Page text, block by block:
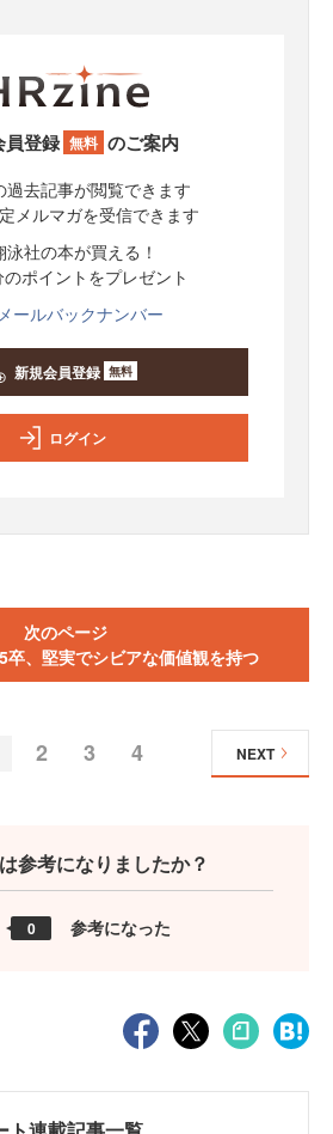
員登録 無料 のご案内
過去記事が閲覧できます
メルマガを受信できます
泳社の本が買える！
ポイントをプレゼント
メールバックナンバー
新規会員登録 無料
ログイン
次のページ
卒、堅実でシビアな価値観を持つ
2 3 4 NEXT
参考になりましたか？
0 参考になった